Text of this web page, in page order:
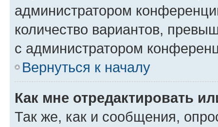
администратором
количество вариантов,
с администратором
Вернуться к началу
Как мне отредактировать
Так же, как и сообщения,